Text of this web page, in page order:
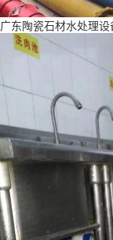
广东陶瓷石材水处理设